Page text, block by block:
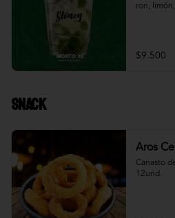
ron,
$9.500
Snack
Aros
Canasto
12und.